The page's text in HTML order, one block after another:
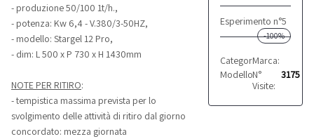
Esperimento n°5
-100%
Categoria:Marca:
Modello: Stargel 12
N°
Visite:
3175
- produzione 50/100 1t/h.,
- potenza: Kw 6,4 - V.380/3-50HZ,
- modello: Stargel 12 Pro,
- dim: L 500 x P 730 x H 1430mm
NOTE PER RITIRO:
- tempistica massima prevista per lo
svolgimento delle attività di ritiro dal giorno
concordato: mezza giornata